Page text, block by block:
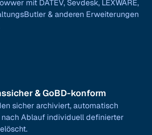
mit DATEV, Sevdesk, LEXWARE,
& anderen Erweiterungen
& GoBD-konform
sicher archiviert, automatisch
Ablauf individuell definierter